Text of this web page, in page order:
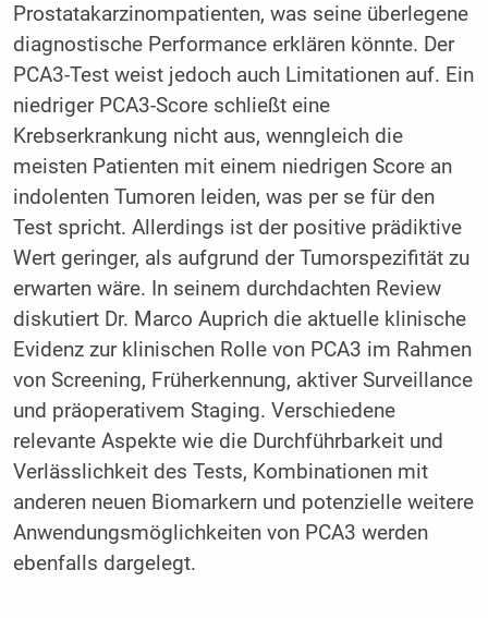
Prostatakarzinompatienten, was seine überlegene
diagnostische Performance erklären könnte. Der
PCA3-Test weist jedoch auch Limitationen auf. Ein
niedriger PCA3-Score schließt eine
Krebserkrankung nicht aus, wenngleich die
meisten Patienten mit einem niedrigen Score an
indolenten Tumoren leiden, was per se für den
Test spricht. Allerdings ist der positive prädiktive
Wert geringer, als aufgrund der Tumorspezifität zu
erwarten wäre. In seinem durchdachten Review
diskutiert Dr. Marco Auprich die aktuelle klinische
Evidenz zur klinischen Rolle von PCA3 im Rahmen
von Screening, Früherkennung, aktiver Surveillance
und präoperativem Staging. Verschiedene
relevante Aspekte wie die Durchführbarkeit und
Verlässlichkeit des Tests, Kombinationen mit
anderen neuen Biomarkern und potenzielle weitere
Anwendungsmöglichkeiten von PCA3 werden
ebenfalls dargelegt.